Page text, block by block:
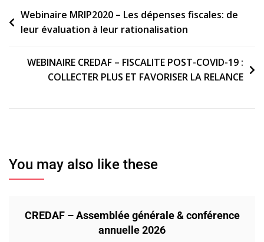
Navigation
de
Webinaire MRIP2020 – Les dépenses fiscales: de
leur évaluation à leur rationalisation
WEBINAIRE CREDAF – FISCALITE POST-COVID-19 :
COLLECTER PLUS ET FAVORISER LA RELANCE
You may also like these
CREDAF – Assemblée générale & conférence
annuelle 2026